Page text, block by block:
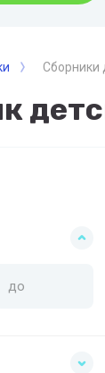
Сборники